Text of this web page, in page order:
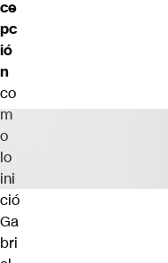
ce
pc
ió
n
co
m
o
lo
ini
ció
Ga
bri